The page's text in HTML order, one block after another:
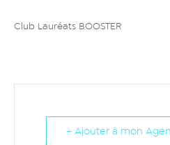
Club Lauréats BOOSTER
+ Ajouter à mon